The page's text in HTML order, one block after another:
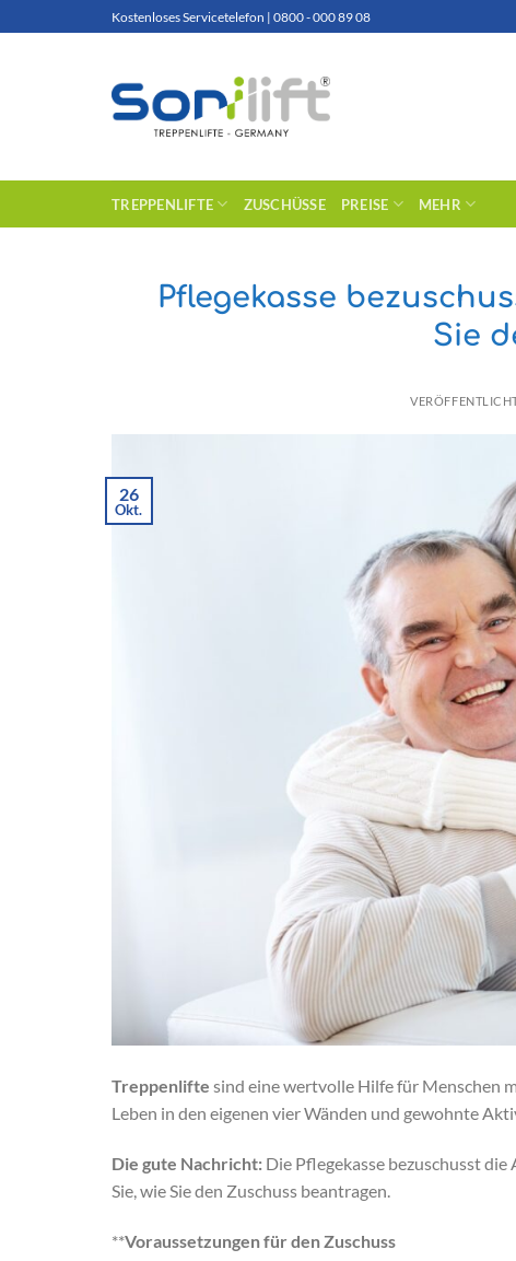
Inhalt
Kostenloses Servicetelefon | 0800 - 000 89 08
TREPPENLIFTE ZUSCHÜSSE PREISE MEHR
Pflegekasse
Sie
26
Okt.
Treppenlifte sind eine wertvolle Hilfe für Menschen
Leben in den eigenen vier Wänden und gewohnte
Die gute Nachricht: Die Pflegekasse bezuschusst
Sie, wie Sie den Zuschuss beantragen.
**Voraussetzungen für den Zuschuss